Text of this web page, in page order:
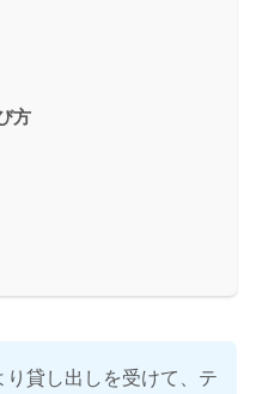
方
貸し出しを受けて、テ